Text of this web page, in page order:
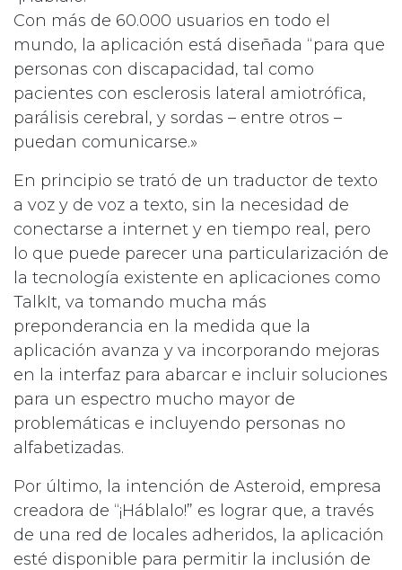
Con más de 60.000 usuarios en todo el
mundo, la aplicación está diseñada “para que
personas con discapacidad, tal como
pacientes con esclerosis lateral amiotrófica,
parálisis cerebral, y sordas – entre otros –
puedan comunicarse.»
En principio se trató de un traductor de texto
a voz y de voz a texto, sin la necesidad de
conectarse a internet y en tiempo real, pero
lo que puede parecer una particularización de
la tecnología existente en aplicaciones como
TalkIt, va tomando mucha más
preponderancia en la medida que la
aplicación avanza y va incorporando mejoras
en la interfaz para abarcar e incluir soluciones
para un espectro mucho mayor de
problemáticas e incluyendo personas no
alfabetizadas.
Por último, la intención de Asteroid, empresa
creadora de “¡Háblalo!” es lograr que, a través
de una red de locales adheridos, la aplicación
esté disponible para permitir la inclusión de